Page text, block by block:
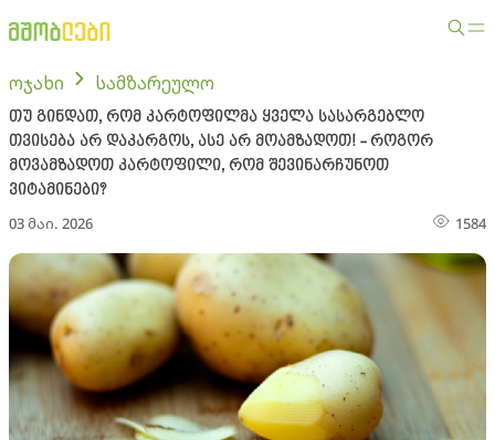
ოჯახი სამზარეულო
თუ გინდათ, რომ კარტოფილმა ყველა სასარგებლო
თვისება არ დაკარგოს, ასე არ მოამზადოთ! - როგორ
მოვამზადოთ კარტოფილი, რომ შევინარჩუნოთ
ვიტამინები?
03 მაი. 2026 1584